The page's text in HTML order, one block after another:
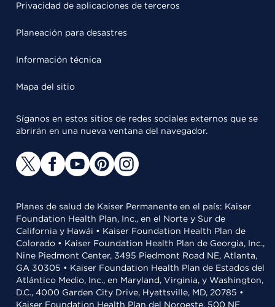
Privacidad de aplicaciones de terceros
Planeación para desastres
Información técnica
Mapa del sitio
Síganos en estos sitios de redes sociales externos que se
abrirán en una nueva ventana del navegador.
Planes de salud de Kaiser Permanente en el país: Kaiser
Foundation Health Plan, Inc., en el Norte y Sur de
California y Hawái • Kaiser Foundation Health Plan de
Colorado • Kaiser Foundation Health Plan de Georgia, Inc.,
Nine Piedmont Center, 3495 Piedmont Road NE, Atlanta,
GA 30305 • Kaiser Foundation Health Plan de Estados del
Atlántico Medio, Inc., en Maryland, Virginia, y Washington,
D.C., 4000 Garden City Drive, Hyattsville, MD, 20785 •
Kaiser Foundation Health Plan del Noroeste, 500 NE